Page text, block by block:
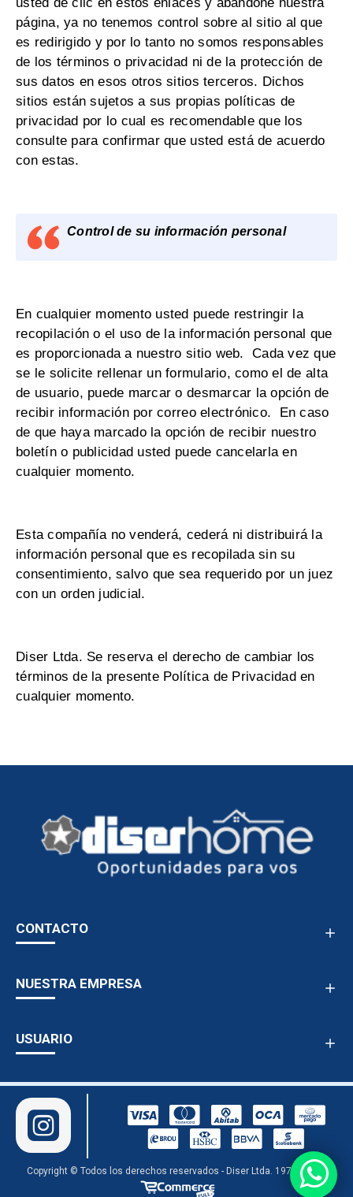
página, ya no tenemos control sobre al sitio al que
es redirigido y por lo tanto no somos responsables
de los términos o privacidad ni de la protección de
sus datos en esos otros sitios terceros. Dichos
sitios están sujetos a sus propias políticas de
privacidad por lo cual es recomendable que los
consulte para confirmar que usted está de acuerdo
con estas.
Control de su información personal
En cualquier momento usted puede restringir la
recopilación o el uso de la información personal que
es proporcionada a nuestro sitio web. Cada vez que
se le solicite rellenar un formulario, como el de alta
de usuario, puede marcar o desmarcar la opción de
recibir información por correo electrónico. En caso
de que haya marcado la opción de recibir nuestro
boletín o publicidad usted puede cancelarla en
cualquier momento.
Esta compañía no venderá, cederá ni distribuirá la
información personal que es recopilada sin su
consentimiento, salvo que sea requerido por un juez
con un orden judicial.
Diser Ltda. Se reserva el derecho de cambiar los
términos de la presente Política de Privacidad en
cualquier momento.
CONTACTO
NUESTRA EMPRESA
USUARIO
Copyright © Todos los derechos reservados - Diser Ltda. 1978 - 2024